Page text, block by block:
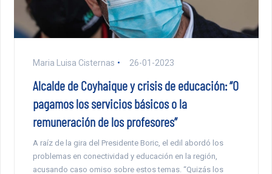
Maria Luisa Cisternas 26-01-2023
Alcalde de Coyhaique y crisis de educación: “O
pagamos los servicios básicos o la
remuneración de los profesores”
A raíz de la gira del Presidente Boric, el edil abordó los
problemas en conectividad y educación en la región,
acusando caso omiso sobre estos temas. “Quizás los